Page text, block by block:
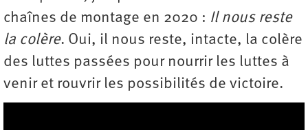
chaînes de montage en 2020 : Il nous reste
la colère. Oui, il nous reste, intacte, la colère
des luttes passées pour nourrir les luttes à
venir et rouvrir les possibilités de victoire.